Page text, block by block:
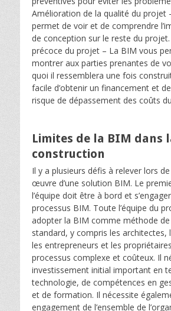
Amélioration de la qualité du projet
permet de voir et de comprendre
de conception sur le reste du
précoce du projet – La BIM vous
montrer aux parties prenantes de
quoi il ressemblera une fois
facile d’obtenir un financement et
risque de dépassement des coûts
Limites de la BIM dans
construction
Il y a plusieurs défis à relever lors
œuvre d’une solution BIM. Le
l’équipe doit être à bord et
processus BIM. Toute l’équipe du
adopter la BIM comme méthode
standard, y compris les architectes,
les entrepreneurs et les
processus complexe et coûteux. Il
investissement initial important en
technologie, de compétences en
et de formation. Il nécessite
engagement de l’ensemble de